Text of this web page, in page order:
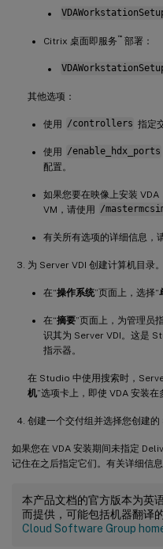
Citrix 桌面即服务 ™ 部署：
其他选项：
使用 /controllers 指定
使用 /enable_hdx_ports
配置。
如果您要在映像上安装
VM，请使用 /
有关所有选项的详细信息，
为 Server VDI 创建计算机目录
在“操作系统”页面上，选择“
在“摘要”页面上，为管理员
识其为 Server VDI。这是
指示器。
在 Studio 中使用搜索时，
机”选项卡上，即使 VDA 安装在
创建一个交付组并选择您创建的
如果您在 VDA 安装期间未指定
记住在之后指定它们。有关详细信
本产品文档的官方版本为英
而提供，可能包括机器翻译
Cloud Software Group